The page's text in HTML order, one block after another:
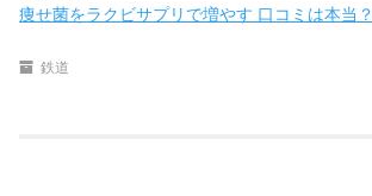
痩せ菌をラクビサプリで増やす 口コミは本当？
鉄道